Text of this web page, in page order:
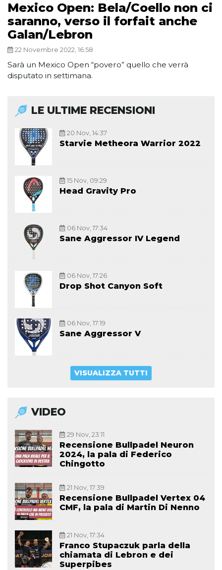
Mexico Open: Bela/Coello non ci
saranno, verso il forfait anche
Galan/Lebron
22 Novembre 2022, 16:58
Sarà un Mexico Open “povero” quello che verrà
disputato in settimana.
LE ULTIME RECENSIONI
20 Nov, 14:37
Starvie Metheora Warrior 2022
15 Nov, 09:29
Head Gravity Pro
06 Nov, 17:34
Sane Aggressor IV Legend
06 Nov, 17:26
Drop Shot Canyon Soft
06 Nov, 17:19
Sane Aggressor V
VISUALIZZA TUTTI
VIDEO
29 Nov, 23:11
Recensione Bullpadel Neuron
2024, la pala di Federico
Chingotto
21 Nov, 17:39
Recensione Bullpadel Vertex 04
CMF, la pala di Martin Di Nenno
21 Nov, 17:34
Franco Stupaczuk parla della
chiamata di Lebron e dei
Superpibes